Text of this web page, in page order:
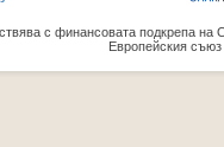
с финансовата подкрепа на
Европейския